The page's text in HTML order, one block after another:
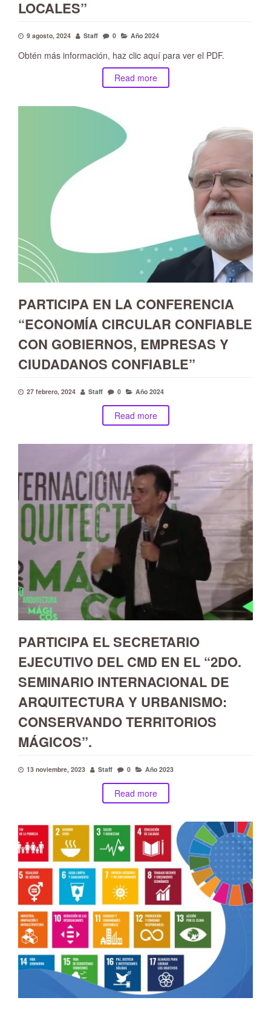
LOCALES”
9 agosto, 2024 Staff 0 Año 2024
Obtén más información, haz clic aquí para ver el PDF.
Read more
PARTICIPA EN LA CONFERENCIA
“ECONOMÍA CIRCULAR CONFIABLE
CON GOBIERNOS, EMPRESAS Y
CIUDADANOS CONFIABLE”
27 febrero, 2024 Staff 0 Año 2024
Read more
PARTICIPA EL SECRETARIO
EJECUTIVO DEL CMD EN EL “2DO.
SEMINARIO INTERNACIONAL DE
ARQUITECTURA Y URBANISMO:
CONSERVANDO TERRITORIOS
MÁGICOS”.
13 noviembre, 2023 Staff 0 Año 2023
Read more